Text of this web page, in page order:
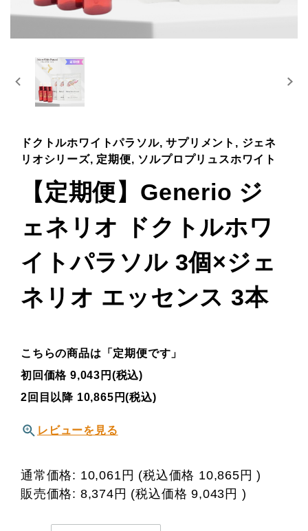
ドクトルホワイトパラソル, サプリメント, ジェネ
リオシリーズ, 定期便, ソルプロプリュスホワイト
【定期便】Generio ジ
ェネリオ ドクトルホワ
イトパラソル 3個×ジェ
ネリオ エッセンス 3本
こちらの商品は「定期便です」
初回価格 9,043円(税込)
2回目以降 10,865円(税込)
レビューを見る
通常価格: 10,061円 (税込価格 10,865円 )
販売価格: 8,374円 (税込価格9,043円 )